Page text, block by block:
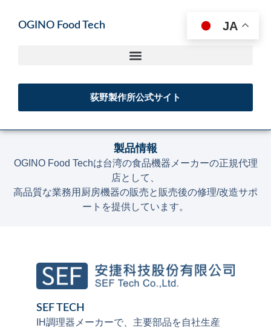
OGINO Food Tech
荻野製作所公式サイト
製品情報
OGINO Food Techは台湾の食品機器メーカーの正規代理
店として、
高品質な業務用厨房機器の販売と販売後の修理/改造サポ
ートを提供しています。
SEF TECH
IH調理器メーカーで、主要部品を自社生産
JA